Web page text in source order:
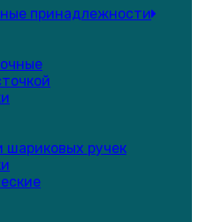
принадлежности
шариковых ручек